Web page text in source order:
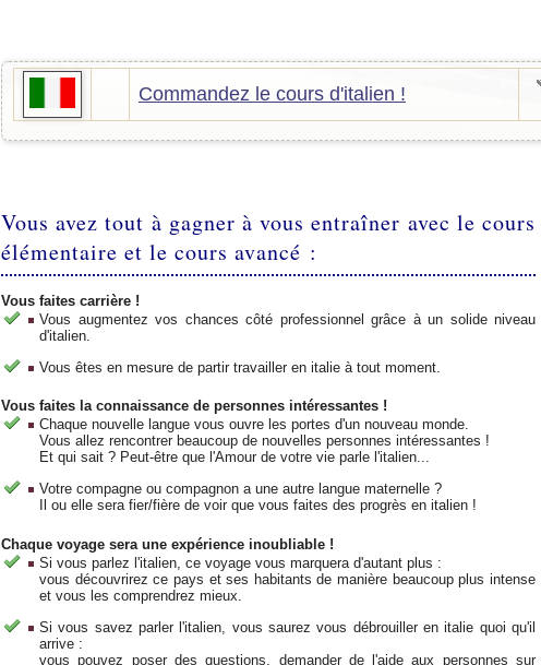
Commandez le cours d'italien !
Vous avez tout à gagner à vous entraîner avec le cours
élémentaire et le cours avancé :
Vous faites carrière !
Vous augmentez vos chances côté professionnel grâce à un solide niveau
d'italien.
Vous êtes en mesure de partir travailler en italie à tout moment.
Vous faites la connaissance de personnes intéressantes !
Chaque nouvelle langue vous ouvre les portes d'un nouveau monde.
Vous allez rencontrer beaucoup de nouvelles personnes intéressantes !
Et qui sait ? Peut-être que l'Amour de votre vie parle l'italien...
Votre compagne ou compagnon a une autre langue maternelle ?
Il ou elle sera fier/fière de voir que vous faites des progrès en italien !
Chaque voyage sera une expérience inoubliable !
Si vous parlez l'italien, ce voyage vous marquera d'autant plus :
vous découvrirez ce pays et ses habitants de manière beaucoup plus intense
et vous les comprendrez mieux.
Si vous savez parler l'italien, vous saurez vous débrouiller en italie quoi qu'il
arrive :
vous pouvez poser des questions, demander de l'aide aux personnes sur